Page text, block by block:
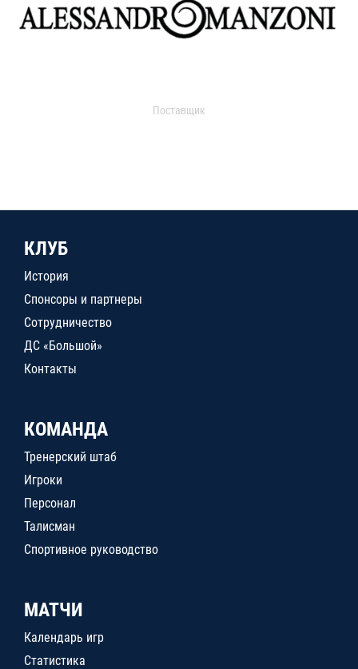
Поставщик
КЛУБ
История
Спонсоры и партнеры
Сотрудничество
ДС «Большой»
Контакты
КОМАНДА
Тренерский штаб
Игроки
Персонал
Талисман
Спортивное руководство
МАТЧИ
Календарь игр
Статистика